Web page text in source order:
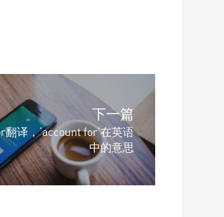
下一篇
翻译，‘account for’在英语
中的意思